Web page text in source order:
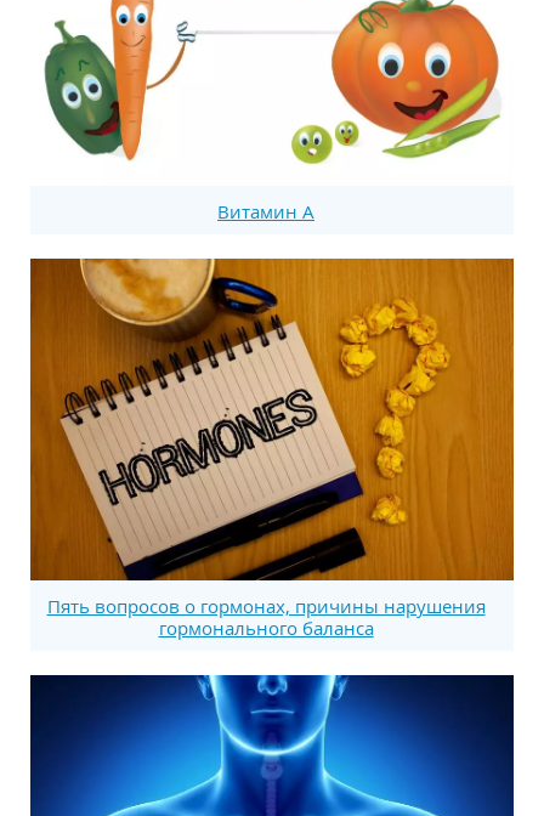
Витамин А
Пять вопросов о гормонах, причины нарушения
гормонального баланса